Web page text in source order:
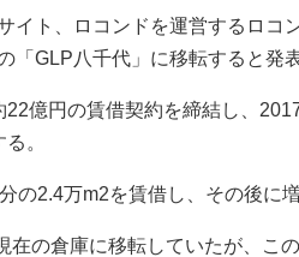
イト、ロコンドを運営するロコ
「GLP八千代」に移転すると発
22億円の賃借契約を締結し、
。
の2.4万m2を賃借し、その後に
在の倉庫に移転していたが、こ